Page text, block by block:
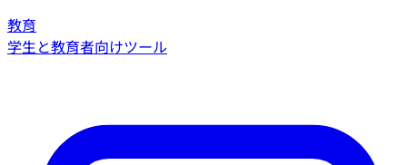
教育
学生と教育者向けツール